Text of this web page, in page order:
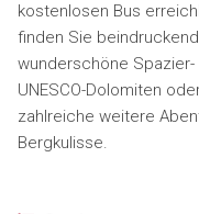
kostenlosen Bus
finden Sie
wunderschöne
UNESCO-Dolomiten
zahlreiche weitere
Bergkulisse.